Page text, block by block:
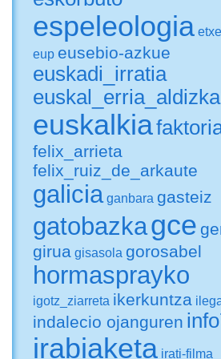
espeleologia
eup eusebio-azkue
euskadi_irratia
euskalkia
felix_arrieta
felix_ruiz_de_arkaute
galicia ganbara gasteiz
gatobazkagce
girua gisasola gorosabel
hormasprayko
igotz_ziarreta ikerkuntza
indalecio ojanguren
irabiaketa irati-filma